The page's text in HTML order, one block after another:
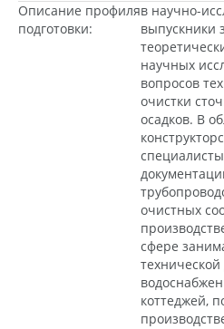
Описание профиля
подготовки:
в научно-
выпускники
научных
вопросов
очистки
осадков. В
очистных
сфере
коттеджей,